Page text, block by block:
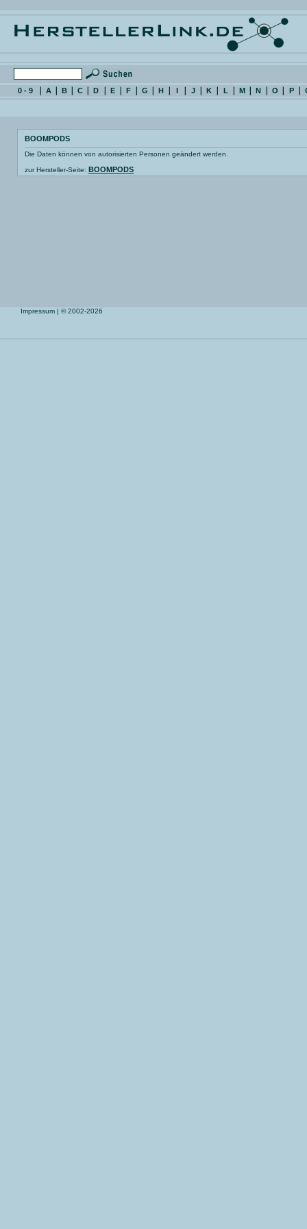
0 - 9 A B C D E F G H I J K L M N O P
BOOMPODS
Die Daten können von autorisierten Personen geändert werden.
zur Hersteller-Seite: BOOMPODS
Impressum | © 2002-2026